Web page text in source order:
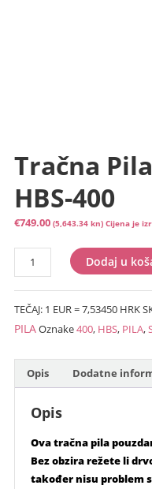
Tračna Pila
HBS-400
€749.00 (5,643.34 kn) Cijena je
Tračna
pila
SCHEPPACH
HBS-
400
Dodaj u
TEČAJ: 1 EUR = 7,53450 HRK
PILAOznake400, HBS, PILA,
Opis Dodatne
Opis
Ova tračna pila
Bez obzira režete li
također nisu problem